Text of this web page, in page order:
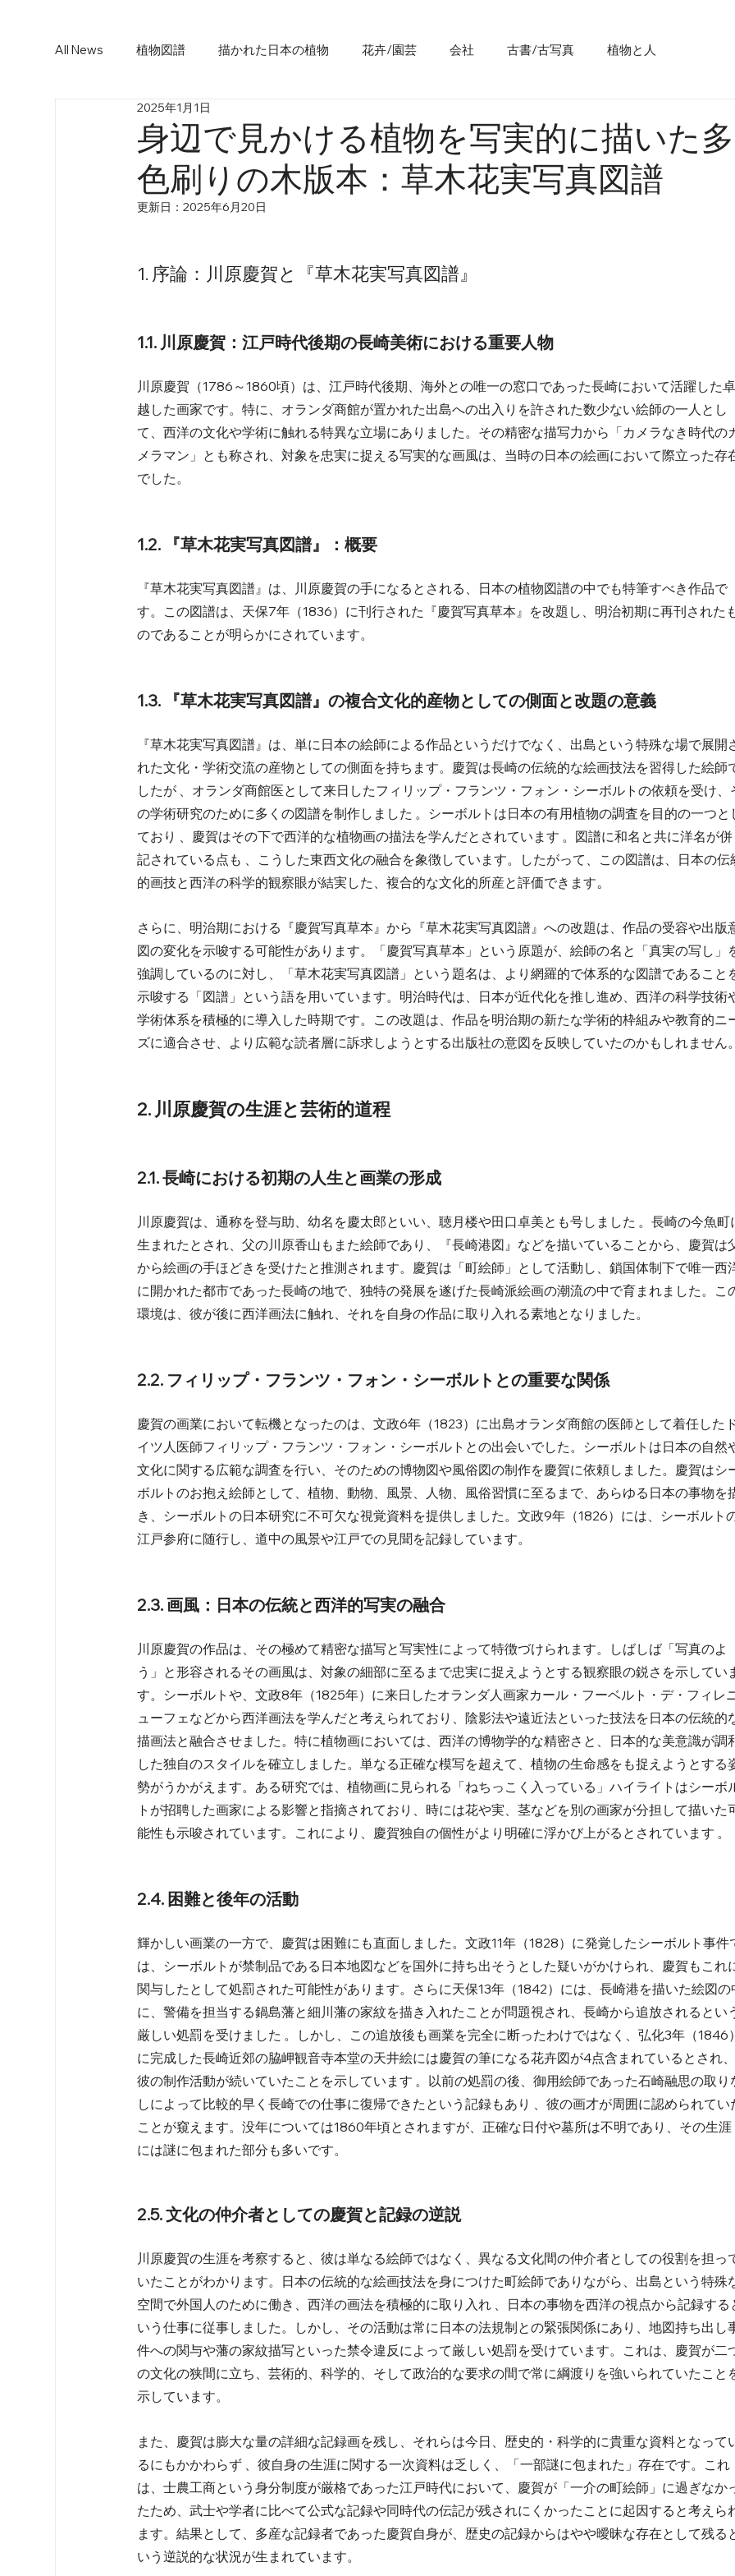
All News 植物図譜 描かれた日本の植物 花卉/園芸 会社 古書/古写真 植物と人
身辺で見かける植物を写実的に描いた多
色刷りの木版本：草木花実写真図譜
2025年1月1日
更新日：2025年6月20日
1. 序論：川原慶賀と『草木花実写真図譜』
1.1. 川原慶賀：江戸時代後期の長崎美術における重要人物
川原慶賀（1786～1860頃）は、江戸時代後期、海外との唯一の窓口であった長崎において活躍した卓
越した画家です。特に、オランダ商館が置かれた出島への出入りを許された数少ない絵師の一人とし
て、西洋の文化や学術に触れる特異な立場にありました。その精密な描写力から「カメラなき時代の
メラマン」とも称され、対象を忠実に捉える写実的な画風は、当時の日本の絵画において際立った存
でした。
1.2. 『草木花実写真図譜』：概要
『草木花実写真図譜』は、川原慶賀の手になるとされる、日本の植物図譜の中でも特筆すべき作品で
す。この図譜は、天保7年（1836）に刊行された『慶賀写真草本』を改題し、明治初期に再刊された
のであることが明らかにされています。
1.3. 『草木花実写真図譜』の複合文化的産物としての側面と改題の意義
『草木花実写真図譜』は、単に日本の絵師による作品というだけでなく、出島という特殊な場で展開
れた文化・学術交流の産物としての側面を持ちます。慶賀は長崎の伝統的な絵画技法を習得した絵師
したが 、オランダ商館医として来日したフィリップ・フランツ・フォン・シーボルトの依頼を受け、
の学術研究のために多くの図譜を制作しました 。シーボルトは日本の有用植物の調査を目的の一つと
ており 、慶賀はその下で西洋的な植物画の描法を学んだとされています 。図譜に和名と共に洋名が併
記されている点も 、こうした東西文化の融合を象徴しています。したがって、この図譜は、日本の伝
的画技と西洋の科学的観察眼が結実した、複合的な文化的所産と評価できます。
さらに、明治期における『慶賀写真草本』から『草木花実写真図譜』への改題は、作品の受容や出版
図の変化を示唆する可能性があります。「慶賀写真草本」という原題が、絵師の名と「真実の写し」
強調しているのに対し、「草木花実写真図譜」という題名は、より網羅的で体系的な図譜であること
示唆する「図譜」という語を用いています。明治時代は、日本が近代化を推し進め、西洋の科学技術
学術体系を積極的に導入した時期です。この改題は、作品を明治期の新たな学術的枠組みや教育的ニ
ズに適合させ、より広範な読者層に訴求しようとする出版社の意図を反映していたのかもしれません。
2. 川原慶賀の生涯と芸術的道程
2.1. 長崎における初期の人生と画業の形成
川原慶賀は、通称を登与助、幼名を慶太郎といい、聴月楼や田口卓美とも号しました 。長崎の今魚町
生まれたとされ、父の川原香山もまた絵師であり、『長崎港図』などを描いていることから、慶賀は
から絵画の手ほどきを受けたと推測されます。慶賀は「町絵師」として活動し、鎖国体制下で唯一西
に開かれた都市であった長崎の地で、独特の発展を遂げた長崎派絵画の潮流の中で育まれました。こ
環境は、彼が後に西洋画法に触れ、それを自身の作品に取り入れる素地となりました。
2.2. フィリップ・フランツ・フォン・シーボルトとの重要な関係
慶賀の画業において転機となったのは、文政6年（1823）に出島オランダ商館の医師として着任した
イツ人医師フィリップ・フランツ・フォン・シーボルトとの出会いでした。シーボルトは日本の自然
文化に関する広範な調査を行い、そのための博物図や風俗図の制作を慶賀に依頼しました。慶賀はシ
ボルトのお抱え絵師として、植物、動物、風景、人物、風俗習慣に至るまで、あらゆる日本の事物を
き、シーボルトの日本研究に不可欠な視覚資料を提供しました。文政9年（1826）には、シーボルト
江戸参府に随行し、道中の風景や江戸での見聞を記録しています。
2.3. 画風：日本の伝統と西洋的写実の融合
川原慶賀の作品は、その極めて精密な描写と写実性によって特徴づけられます。しばしば「写真のよ
う」と形容されるその画風は、対象の細部に至るまで忠実に捉えようとする観察眼の鋭さを示してい
す。シーボルトや、文政8年（1825年）に来日したオランダ人画家カール・フーベルト・デ・フィレ
ューフェなどから西洋画法を学んだと考えられており、陰影法や遠近法といった技法を日本の伝統的
描画法と融合させました。特に植物画においては、西洋の博物学的な精密さと、日本的な美意識が調
した独自のスタイルを確立しました。単なる正確な模写を超えて、植物の生命感をも捉えようとする
勢がうかがえます。ある研究では、植物画に見られる「ねちっこく入っている」ハイライトはシーボ
トが招聘した画家による影響と指摘されており、時には花や実、茎などを別の画家が分担して描いた
能性も示唆されています。これにより、慶賀独自の個性がより明確に浮かび上がるとされています 。
2.4. 困難と後年の活動
輝かしい画業の一方で、慶賀は困難にも直面しました。文政11年（1828）に発覚したシーボルト事件
は、シーボルトが禁制品である日本地図などを国外に持ち出そうとした疑いがかけられ、慶賀もこれ
関与したとして処罰された可能性があります。さらに天保13年（1842）には、長崎港を描いた絵図の
に、警備を担当する鍋島藩と細川藩の家紋を描き入れたことが問題視され、長崎から追放されるとい
厳しい処罰を受けました 。しかし、この追放後も画業を完全に断ったわけではなく、弘化3年（1846）
に完成した長崎近郊の脇岬観音寺本堂の天井絵には慶賀の筆になる花卉図が4点含まれているとされ、
彼の制作活動が続いていたことを示しています 。以前の処罰の後、御用絵師であった石崎融思の取り
しによって比較的早く長崎での仕事に復帰できたという記録もあり 、彼の画才が周囲に認められてい
ことが窺えます。没年については1860年頃とされますが、正確な日付や墓所は不明であり、その生涯
には謎に包まれた部分も多いです。
2.5. 文化の仲介者としての慶賀と記録の逆説
川原慶賀の生涯を考察すると、彼は単なる絵師ではなく、異なる文化間の仲介者としての役割を担っ
いたことがわかります。日本の伝統的な絵画技法を身につけた町絵師でありながら、出島という特殊
空間で外国人のために働き、西洋の画法を積極的に取り入れ 、日本の事物を西洋の視点から記録する
いう仕事に従事しました。しかし、その活動は常に日本の法規制との緊張関係にあり、地図持ち出し
件への関与や藩の家紋描写といった禁令違反によって厳しい処罰を受けています。これは、慶賀が二
の文化の狭間に立ち、芸術的、科学的、そして政治的な要求の間で常に綱渡りを強いられていたこと
示しています。
また、慶賀は膨大な量の詳細な記録画を残し、それらは今日、歴史的・科学的に貴重な資料となって
るにもかかわらず 、彼自身の生涯に関する一次資料は乏しく、「一部謎に包まれた」存在です。これ
は、士農工商という身分制度が厳格であった江戸時代において、慶賀が「一介の町絵師」に過ぎなか
たため、武士や学者に比べて公式な記録や同時代の伝記が残されにくかったことに起因すると考えら
ます。結果として、多産な記録者であった慶賀自身が、歴史の記録からはやや曖昧な存在として残る
いう逆説的な状況が生まれています。